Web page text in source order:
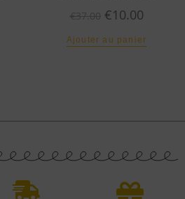
€10.00
Ajouter au panier